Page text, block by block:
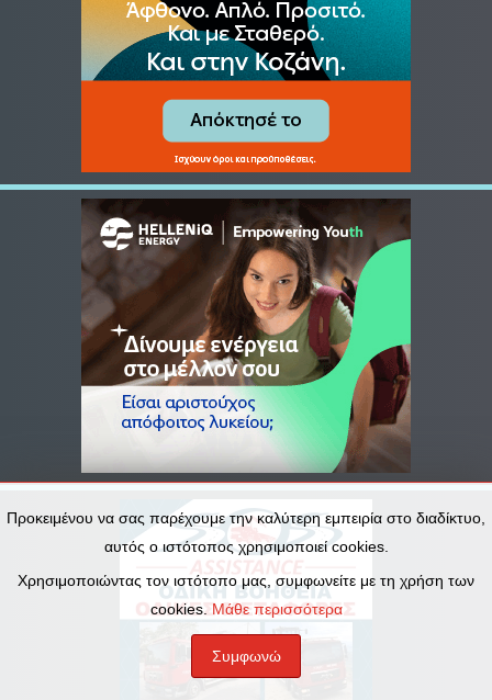
Προκειμένου να σας παρέχουμε την καλύτερη εμπειρία στο διαδίκτυο,
αυτός ο ιστότοπος χρησιμοποιεί cookies.
Χρησιμοποιώντας τον ιστότοπο μας, συμφωνείτε με τη χρήση των
cookies. Μάθε περισσότερα
Συμφωνώ